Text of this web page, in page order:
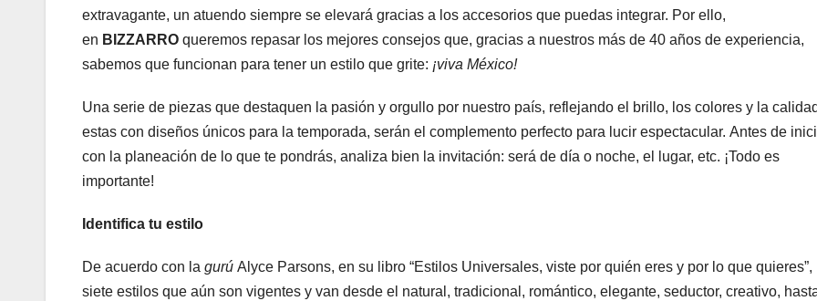
extravagante, un atuendo siempre se elevará gracias a los accesorios que puedas integrar. Por ello,
en BIZZARRO queremos repasar los mejores consejos que, gracias a nuestros más de 40 años de experiencia,
sabemos que funcionan para tener un estilo que grite: ¡viva México!
Una serie de piezas que destaquen la pasión y orgullo por nuestro país, reflejando el brillo, los colores y la
estas con diseños únicos para la temporada, serán el complemento perfecto para lucir espectacular. Antes de
con la planeación de lo que te pondrás, analiza bien la invitación: será de día o noche, el lugar, etc. ¡Todo es
importante!
Identifica tu estilo
De acuerdo con la gurú Alyce Parsons, en su libro “Estilos Universales, viste por quién eres y por lo que quieres”,
siete estilos que aún son vigentes y van desde el natural, tradicional, romántico, elegante, seductor, creativo,